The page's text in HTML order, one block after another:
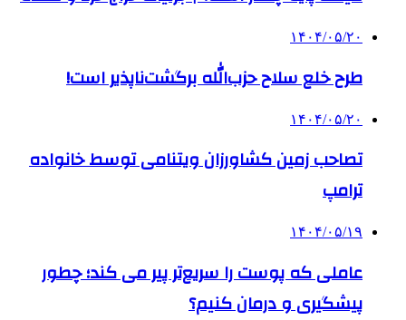
۱۴۰۴/۰۵/۲۰
طرح خلع سلاح حزب‌الله برگشت‌ناپذیر است!
۱۴۰۴/۰۵/۲۰
تصاحب زمین کشاورزان ویتنامی توسط خانواده
ترامپ
۱۴۰۴/۰۵/۱۹
عاملی که پوست را سریع‌تر پیر می کند؛ چطور
پیشگیری و درمان کنیم؟